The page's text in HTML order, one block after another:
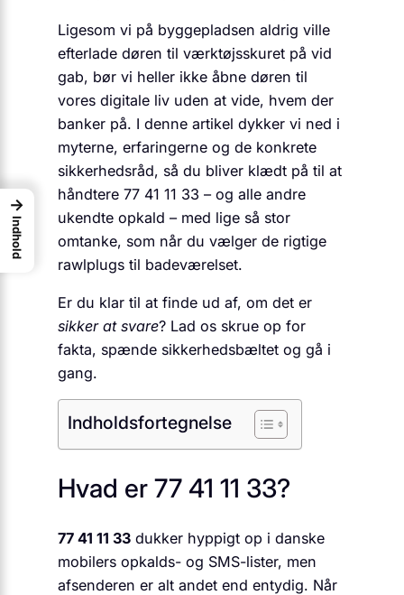
Ligesom vi på byggepladsen aldrig ville
efterlade døren til værktøjsskuret på vid
gab, bør vi heller ikke åbne døren til
vores digitale liv uden at vide, hvem der
banker på. I denne artikel dykker vi ned i
myterne, erfaringerne og de konkrete
sikkerhedsråd, så du bliver klædt på til at
håndtere 77 41 11 33 – og alle andre
ukendte opkald – med lige så stor
omtanke, som når du vælger de rigtige
rawlplugs til badeværelset.
Er du klar til at finde ud af, om det er
sikker at svare? Lad os skrue op for
fakta, spænde sikkerhedsbæltet og gå i
gang.
Indholdsfortegnelse
Hvad er 77 41 11 33?
77 41 11 33 dukker hyppigt op i danske
mobilers opkalds- og SMS-lister, men
afsenderen er alt andet end entydig. Når
→
Indhold